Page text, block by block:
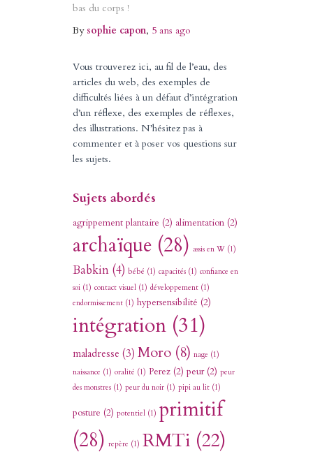
bas du corps !
By sophie capon, 5 ans ago
Vous trouverez ici, au fil de l’eau, des
articles du web, des exemples de
difficultés liées à un défaut d’intégration
d’un réflexe, des exemples de réflexes,
des illustrations. N’hésitez pas à
commenter et à poser vos questions sur
les sujets.
Sujets abordés
agrippement plantaire (2) alimentation(2)
archaïque (28) assis en W(1)
Babkin(4) bébé (1) capacités(1) confiance en
soi(1) contact visuel(1) développement(1)
endormissement(1) hypersensibilité (2)
intégration(31)
maladresse (3) Moro(8) nage (1)
naissance (1) oralité (1) Perez(2) peur(2) peur
des monstres(1) peur du noir(1) pipi au lit(1)
posture (2) potentiel(1) primitif
(28) repère (1) RMTi (22)